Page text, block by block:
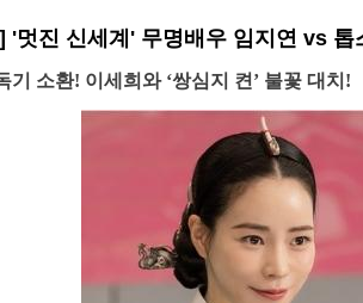
'멋진 신세계' 무명배우 임지연 vs 톱
기 소환! 이세희와 ‘쌍심지 켠’ 불꽃 대치!